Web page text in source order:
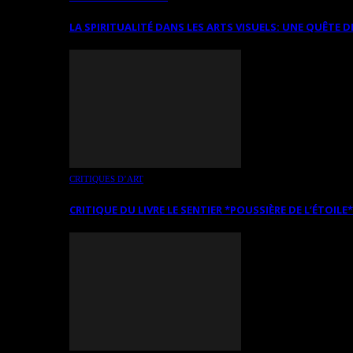
LA SPIRITUALITÉ DANS LES ARTS VISUELS: UNE QUÊTE
CRITIQUES D’ART
CRITIQUE DU LIVRE LE SENTIER *POUSSIÈRE DE L’ÉTOILE*